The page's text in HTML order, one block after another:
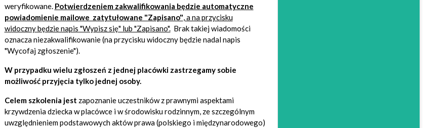
weryfikowane. Potwierdzeniem zakwalifikowania będzie automatyczne
powiadomienie mailowe zatytułowane "Zapisano", a na przycisku
widoczny będzie napis "Wypisz się" lub "Zapisano".Brak takiej wiadomości
oznacza niezakwalifikowanie (na przycisku widoczny będzie nadal napis
"Wycofaj zgłoszenie").
W przypadku wielu zgłoszeń z jednej placówki zastrzegamy sobie
możliwość przyjęcia tylko jednej osoby.
Celem szkolenia jest zapoznanie uczestników z prawnymi aspektami
krzywdzenia dziecka w placówce i w środowisku rodzinnym, ze szczególnym
uwzględnieniem podstawowych aktów prawa (polskiego i międzynarodowego)